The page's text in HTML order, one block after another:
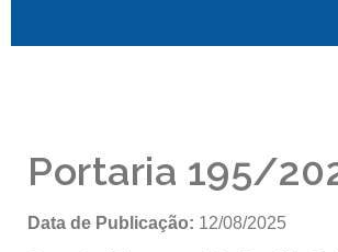
Portaria 195/
Data de Publicação: 12/08/2025